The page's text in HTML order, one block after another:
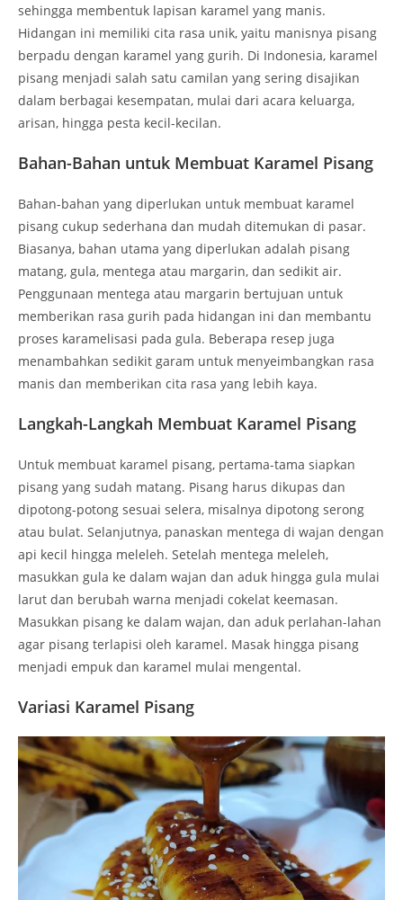
sehingga membentuk lapisan karamel yang manis.
Hidangan ini memiliki cita rasa unik, yaitu manisnya pisang
berpadu dengan karamel yang gurih. Di Indonesia, karamel
pisang menjadi salah satu camilan yang sering disajikan
dalam berbagai kesempatan, mulai dari acara keluarga,
arisan, hingga pesta kecil-kecilan.
Bahan-Bahan untuk Membuat Karamel Pisang
Bahan-bahan yang diperlukan untuk membuat karamel
pisang cukup sederhana dan mudah ditemukan di pasar.
Biasanya, bahan utama yang diperlukan adalah pisang
matang, gula, mentega atau margarin, dan sedikit air.
Penggunaan mentega atau margarin bertujuan untuk
memberikan rasa gurih pada hidangan ini dan membantu
proses karamelisasi pada gula. Beberapa resep juga
menambahkan sedikit garam untuk menyeimbangkan rasa
manis dan memberikan cita rasa yang lebih kaya.
Langkah-Langkah Membuat Karamel Pisang
Untuk membuat karamel pisang, pertama-tama siapkan
pisang yang sudah matang. Pisang harus dikupas dan
dipotong-potong sesuai selera, misalnya dipotong serong
atau bulat. Selanjutnya, panaskan mentega di wajan dengan
api kecil hingga meleleh. Setelah mentega meleleh,
masukkan gula ke dalam wajan dan aduk hingga gula mulai
larut dan berubah warna menjadi cokelat keemasan.
Masukkan pisang ke dalam wajan, dan aduk perlahan-lahan
agar pisang terlapisi oleh karamel. Masak hingga pisang
menjadi empuk dan karamel mulai mengental.
Variasi Karamel Pisang